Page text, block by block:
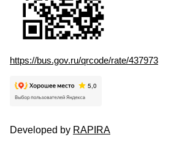
https://bus.gov.ru/qrcode/rate/437973
Developed by RAPIRA